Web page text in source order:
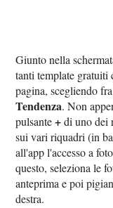
Giunto nella
tanti template gratuiti
pagina, scegliendo
Tendenza. Non
pulsante+di uno dei
sui vari riquadri (in
all'app l'accesso a
questo, seleziona le
anteprima e poi
destra.